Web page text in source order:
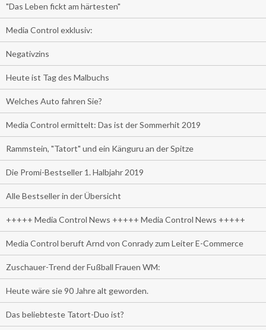
"Das Leben fickt am härtesten"
Media Control exklusiv:
Negativzins
Heute ist Tag des Malbuchs
Welches Auto fahren Sie?
Media Control ermittelt: Das ist der Sommerhit 2019
Rammstein, "Tatort" und ein Känguru an der Spitze
Die Promi-Bestseller 1. Halbjahr 2019
Alle Bestseller in der Übersicht
+++++ Media Control News +++++ Media Control News +++++
Media Control beruft Arnd von Conrady zum Leiter E-Commerce
Zuschauer-Trend der Fußball Frauen WM:
Heute wäre sie 90 Jahre alt geworden.
Das beliebteste Tatort-Duo ist?